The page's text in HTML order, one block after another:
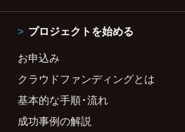
プロジェクトを始める
お申込み
クラウドファンディングとは
基本的な手順・流れ
成功事例の解説